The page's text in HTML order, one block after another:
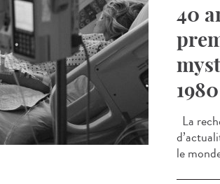
40
1980
La
le